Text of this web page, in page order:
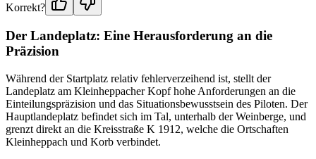
Korrekt?
Der Landeplatz: Eine Herausforderung an die
Präzision
Während der Startplatz relativ fehlerverzeihend ist, stellt der
Landeplatz am Kleinheppacher Kopf hohe Anforderungen an die
Einteilungspräzision und das Situationsbewusstsein des Piloten. Der
Hauptlandeplatz befindet sich im Tal, unterhalb der Weinberge, und
grenzt direkt an die Kreisstraße K 1912, welche die Ortschaften
Kleinheppach und Korb verbindet.